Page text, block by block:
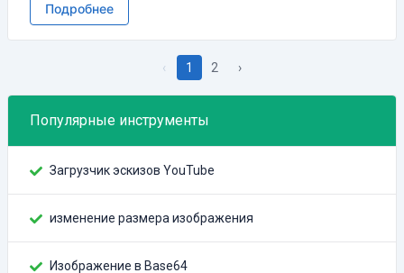
Подробнее
‹ 1 2 ›
Популярные инструменты
Загрузчик эскизов YouTube
изменение размера изображения
Изображение в Base64